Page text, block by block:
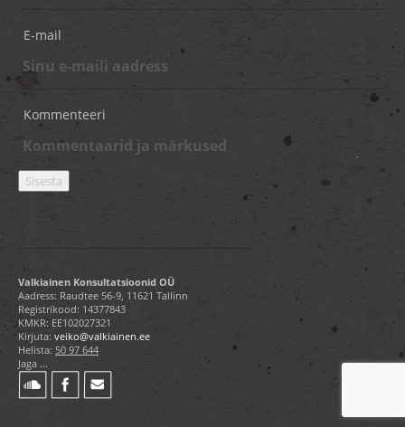
E-mail
Kommenteeri
Valkiainen Konsultatsioonid OÜ
Aadress: Raudtee 56-9, 11621 Tallinn
Registrikood: 14377843
KMKR: EE102027321
Kirjuta: veiko@valkiainen.ee
Helista: 50 97 644
Jaga ...